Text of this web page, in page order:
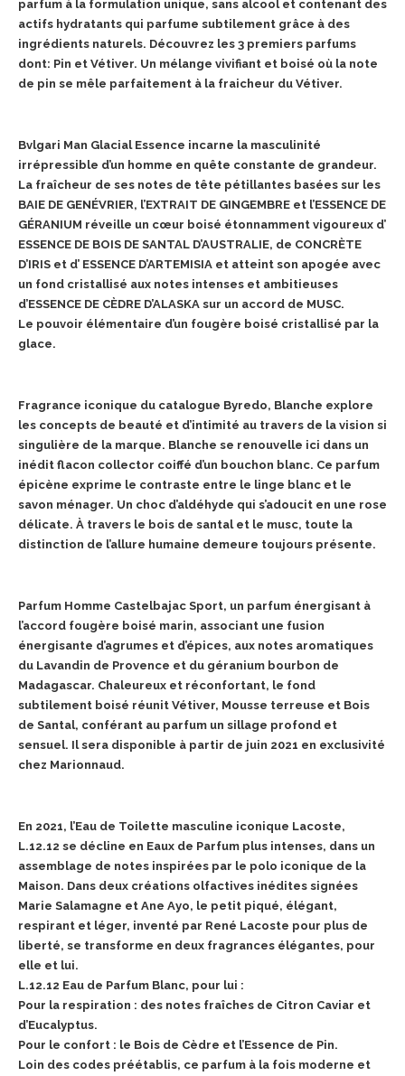
parfum à la formulation unique, sans alcool et contenant des
actifs hydratants qui parfume subtilement grâce à des
ingrédients naturels. Découvrez les 3 premiers parfums
dont: Pin et Vétiver. Un mélange vivifiant et boisé où la note
de pin se mêle parfaitement à la fraicheur du Vétiver.
Bvlgari Man Glacial Essence incarne la masculinité
irrépressible d’un homme en quête constante de grandeur.
La fraîcheur de ses notes de tête pétillantes basées sur les
BAIE DE GENÉVRIER, l’EXTRAIT DE GINGEMBRE et l’ESSENCE DE
GÉRANIUM réveille un cœur boisé étonnamment vigoureux d’
ESSENCE DE BOIS DE SANTAL D’AUSTRALIE, de CONCRÈTE
D’IRIS et d’ ESSENCE D’ARTEMISIA et atteint son apogée avec
un fond cristallisé aux notes intenses et ambitieuses
d’ESSENCE DE CÈDRE D’ALASKA sur un accord de MUSC.
Le pouvoir élémentaire d’un fougère boisé cristallisé par la
glace.
Fragrance iconique du catalogue Byredo, Blanche explore
les concepts de beauté et d’intimité au travers de la vision si
singulière de la marque. Blanche se renouvelle ici dans un
inédit flacon collector coiffé d’un bouchon blanc. Ce parfum
épicène exprime le contraste entre le linge blanc et le
savon ménager. Un choc d’aldéhyde qui s’adoucit en une rose
délicate. À travers le bois de santal et le musc, toute la
distinction de l’allure humaine demeure toujours présente.
Parfum Homme Castelbajac Sport, un parfum énergisant à
l’accord fougère boisé marin, associant une fusion
énergisante d’agrumes et d’épices, aux notes aromatiques
du Lavandin de Provence et du géranium bourbon de
Madagascar. Chaleureux et réconfortant, le fond
subtilement boisé réunit Vétiver, Mousse terreuse et Bois
de Santal, conférant au parfum un sillage profond et
sensuel. Il sera disponible à partir de juin 2021 en exclusivité
chez Marionnaud.
En 2021, l’Eau de Toilette masculine iconique Lacoste,
L.12.12 se décline en Eaux de Parfum plus intenses, dans un
assemblage de notes inspirées par le polo iconique de la
Maison. Dans deux créations olfactives inédites signées
Marie Salamagne et Ane Ayo, le petit piqué, élégant,
respirant et léger, inventé par René Lacoste pour plus de
liberté, se transforme en deux fragrances élégantes, pour
elle et lui.
L.12.12 Eau de Parfum Blanc, pour lui :
Pour la respiration : des notes fraîches de Citron Caviar et
d’Eucalyptus.
Pour le confort : le Bois de Cèdre et l’Essence de Pin.
Loin des codes préétablis, ce parfum à la fois moderne et